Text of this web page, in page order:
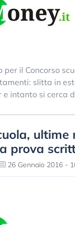
per il Concorso
slitta in
e intanto si cerca
ultime
prova
26 Gennaio 2016 -